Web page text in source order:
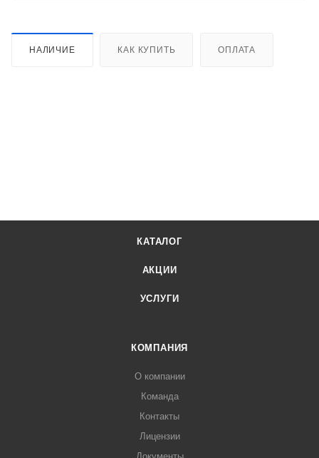
НАЛИЧИЕ КАК КУПИТЬ ОПЛАТА
КАТАЛОГ
АКЦИИ
УСЛУГИ
КОМПАНИЯ
О компании
Команда
Контакты
Лицензии